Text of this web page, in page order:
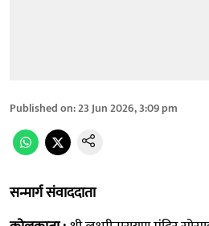
Published on:23 Jun 2026, 3:09 pm
सन्मार्ग संवाददाता